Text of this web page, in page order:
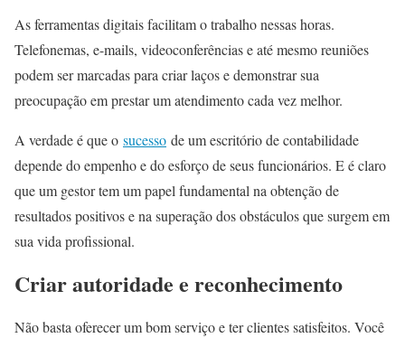
As ferramentas digitais facilitam o trabalho nessas horas.
Telefonemas, e-mails, videoconferências e até mesmo reuniões
podem ser marcadas para criar laços e demonstrar sua
preocupação em prestar um atendimento cada vez melhor.
A verdade é que o sucesso de um escritório de contabilidade
depende do empenho e do esforço de seus funcionários. E é claro
que um gestor tem um papel fundamental na obtenção de
resultados positivos e na superação dos obstáculos que surgem em
sua vida profissional.
Criar autoridade e reconhecimento
Não basta oferecer um bom serviço e ter clientes satisfeitos. Você